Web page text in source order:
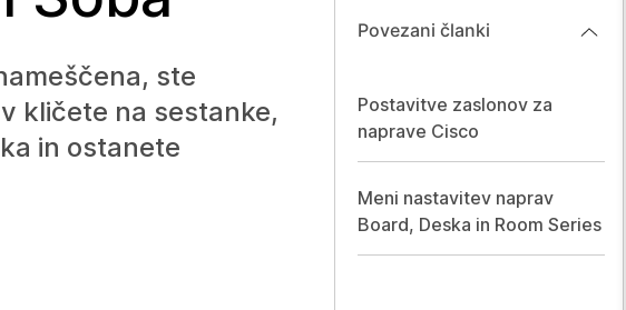
ste
kličete na sestanke,
in ostanete
Povezani članki
Postavitve zaslonov za
naprave Cisco
Meni nastavitev naprav
Board, Deska in Room Series